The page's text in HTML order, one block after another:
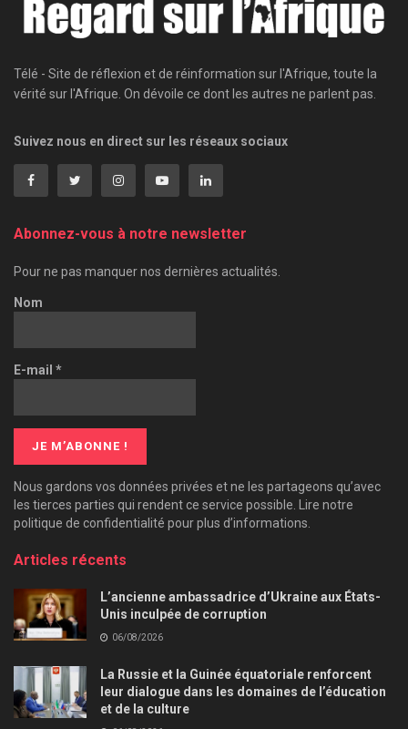
Télé - Site de réflexion et de réinformation sur l'Afrique, toute la
vérité sur l'Afrique. On dévoile ce dont les autres ne parlent pas.
Suivez nous en direct sur les réseaux sociaux
Abonnez-vous à notre newsletter
Pour ne pas manquer nos dernières actualités.
Nom
E-mail *
Nous gardons vos données privées et ne les partageons qu’avec
les tierces parties qui rendent ce service possible. Lire notre
politique de confidentialité pour plus d’informations.
Articles récents
L’ancienne ambassadrice d’Ukraine aux États-
Unis inculpée de corruption
06/08/2026
La Russie et la Guinée équatoriale renforcent
leur dialogue dans les domaines de l’éducation
et de la culture